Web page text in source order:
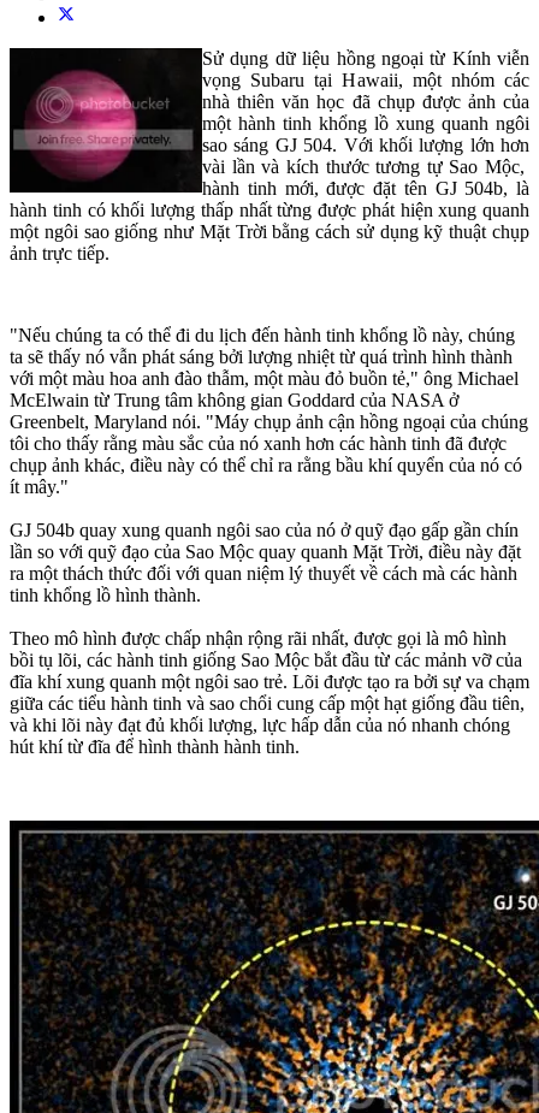
Sử dụng dữ liệu hồng ngoại từ Kính viễn
vọng Subaru tại Hawaii, một nhóm các
nhà thiên văn học đã chụp được ảnh của
một hành tinh khổng lồ xung quanh ngôi
sao sáng GJ 504. Với khối lượng lớn hơn
vài lần và kích thước tương tự Sao Mộc,
hành tinh mới, được đặt tên GJ 504b, là
hành tinh có khối lượng thấp nhất từng được phát hiện xung quanh
một ngôi sao giống như Mặt Trời bằng cách sử dụng kỹ thuật chụp
ảnh trực tiếp.
"Nếu chúng ta có thể đi du lịch đến hành tinh khổng lồ này, chúng
ta sẽ thấy nó vẫn phát sáng bởi lượng nhiệt từ quá trình hình thành
với một màu hoa anh đào thẫm, một màu đỏ buồn tẻ," ông Michael
McElwain từ Trung tâm không gian Goddard của NASA ở
Greenbelt, Maryland nói. "Máy chụp ảnh cận hồng ngoại của chúng
tôi cho thấy rằng màu sắc của nó xanh hơn các hành tinh đã được
chụp ảnh khác, điều này có thể chỉ ra rằng bầu khí quyển của nó có
ít mây."
GJ 504b quay xung quanh ngôi sao của nó ở quỹ đạo gấp gần chín
lần so với quỹ đạo của Sao Mộc quay quanh Mặt Trời, điều này đặt
ra một thách thức đối với quan niệm lý thuyết về cách mà các hành
tinh khổng lồ hình thành.
Theo mô hình được chấp nhận rộng rãi nhất, được gọi là mô hình
bồi tụ lõi, các hành tinh giống Sao Mộc bắt đầu từ các mảnh vỡ của
đĩa khí xung quanh một ngôi sao trẻ. Lõi được tạo ra bởi sự va chạm
giữa các tiểu hành tinh và sao chổi cung cấp một hạt giống đầu tiên,
và khi lõi này đạt đủ khối lượng, lực hấp dẫn của nó nhanh chóng
hút khí từ đĩa để hình thành hành tinh.